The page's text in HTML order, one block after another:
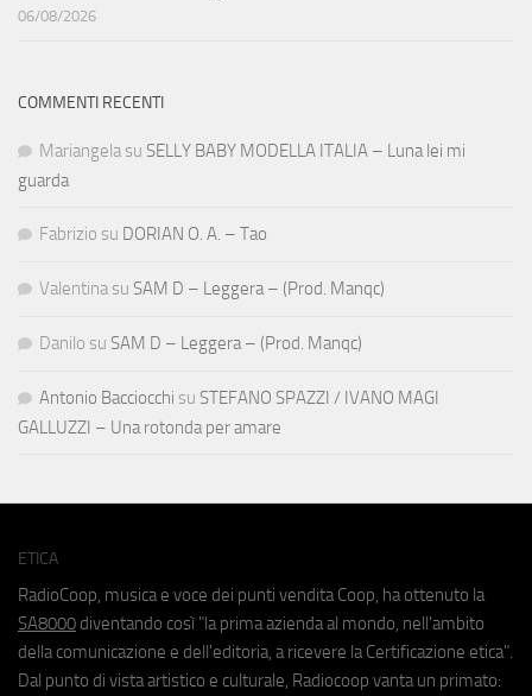
06/08/2026
COMMENTI RECENTI
Mariangela su SELLY BABY MODELLA ITALIA – Luna lei mi
guarda
Fabrizio su DORIAN O. A. – Tao
Valentina su SAM D – Leggera – (Prod. Manqc)
Danilo su SAM D – Leggera – (Prod. Manqc)
Antonio Bacciocchi su STEFANO SPAZZI / IVANO MAGI
GALLUZZI – Una rotonda per amare
ETICA
RadioCoop, musica e voce dei punti vendita Coop, ha ottenuto la
SA8000 diventando così "la prima azienda al mondo, nell'ambito
della comunicazione e dell'editoria, a ricevere la Certificazione etica".
Dal punto di vista artistico e culturale, Radiocoop vanta un primato: